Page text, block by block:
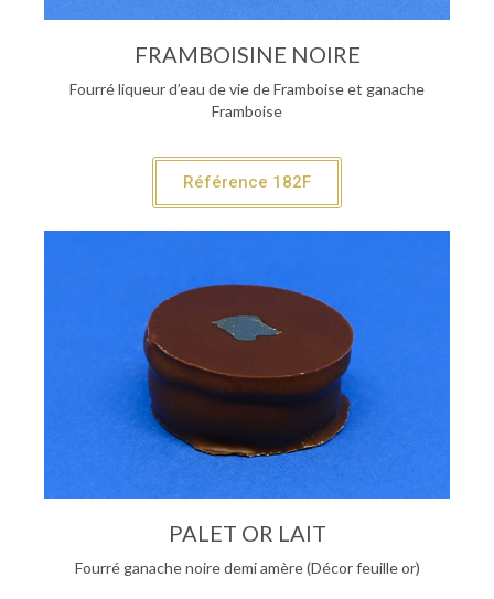
FRAMBOISINE NOIRE
Fourré liqueur d’eau de vie de Framboise et ganache
Framboise
Référence 182F
PALET OR LAIT
Fourré ganache noire demi amère (Décor feuille or)